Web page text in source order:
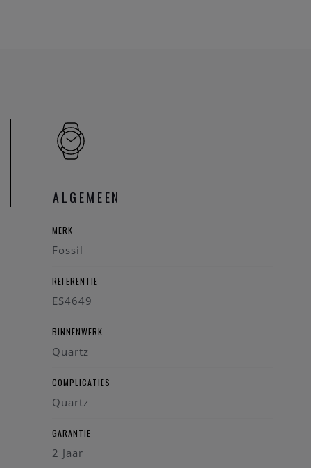
zijn. Zo kunnen ook wisselstukken besteld worden, zoals bv
een nieuwe band voor het horloge.
Heeft u verdere vragen kan u steeds
ALGEMEEN
MERK
Fossil
REFERENTIE
ES4649
BINNENWERK
Quartz
COMPLICATIES
Quartz
GARANTIE
2 Jaar